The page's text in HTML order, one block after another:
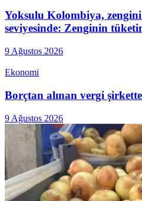
Yoksulu Kolombiya,
seviyesinde: Zenginin
9 Ağustos 2026
Ekonomi
Borçtan alınan vergi
9 Ağustos 2026